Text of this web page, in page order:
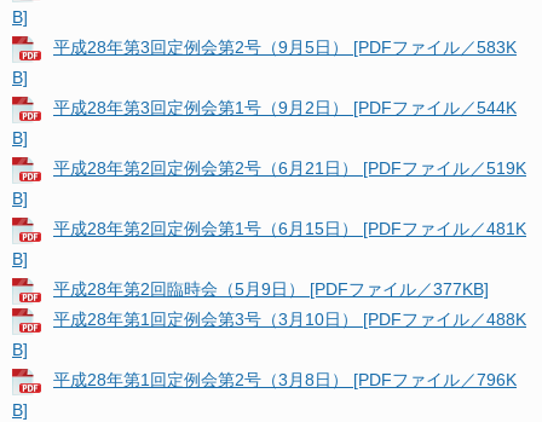
B]
平成28年第3回定例会第2号（9月5日） [PDFファイル／583K
B]
平成28年第3回定例会第1号（9月2日） [PDFファイル／544K
B]
平成28年第2回定例会第2号（6月21日） [PDFファイル／519K
B]
平成28年第2回定例会第1号（6月15日） [PDFファイル／481K
B]
平成28年第2回臨時会（5月9日） [PDFファイル／377KB]
平成28年第1回定例会第3号（3月10日） [PDFファイル／488K
B]
平成28年第1回定例会第2号（3月8日） [PDFファイル／796K
B]